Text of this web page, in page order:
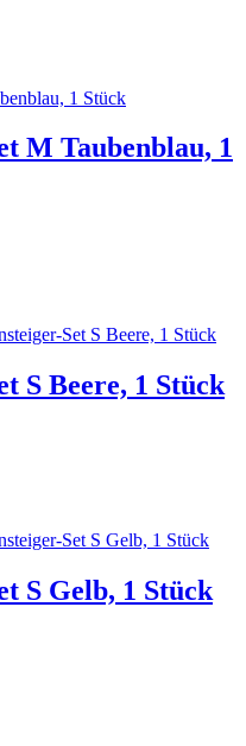
M Taubenblau, 1
S Beere, 1 Stück
S Gelb, 1 Stück